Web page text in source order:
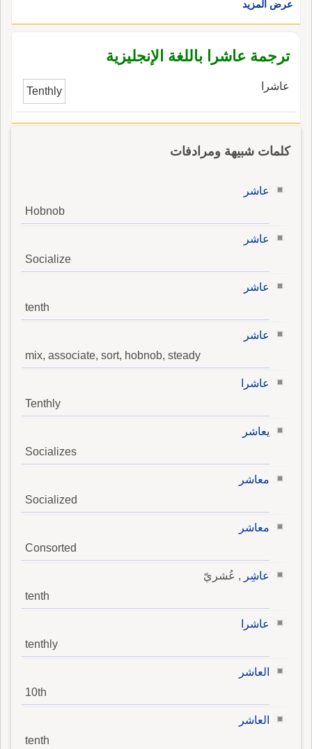
عرض المزيد
ترجمة عاشرا باللغة الإنجليزية
عاشرا Tenthly
كلمات شبيهة ومرادفات
عاشر
Hobnob
عاشر
Socialize
عاشر
tenth
عاشر
mix, associate, sort, hobnob, steady
عاشرا
Tenthly
يعاشر
Socializes
معاشر
Socialized
معاشر
Consorted
عاشِر , عُشريّ
tenth
عاشرا
tenthly
العاشر
10th
العاشر
tenth